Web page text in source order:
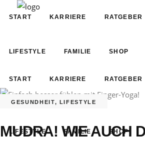
START KARRIERE RATGEBER
LIFESTYLE FAMILIE SHOP
START KARRIERE RATGEBER
LIFESTYLE FAMILIE SHOP
GESUNDHEIT, LIFESTYLE
MUDRA! WIE AUCH